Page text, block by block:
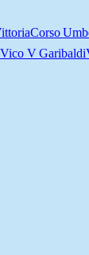
Corso
Vico V Garibaldi